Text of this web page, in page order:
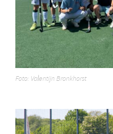
Foto: Valentijn Bronkhorst